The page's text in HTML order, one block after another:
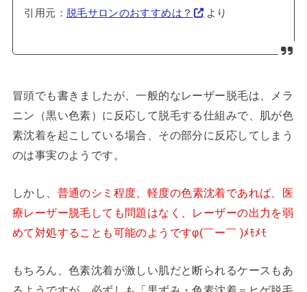
引用元： 脱毛サロンのおすすめは？ より
冒頭でも書きましたが、一般的なレーザー脱毛は、メラ
ニン（黒い色素）に反応して脱毛する仕組みで、肌が色
素沈着を起こしている場合、その部分に反応してしまう
のは事実のようです。
しかし、 普通のシミ程度、軽度の色素沈着であれば、医
療レーザー脱毛しても問題はなく、レーザーの出力を弱
めて対処することも可能のようですφ(￣ー￣ )ﾒﾓﾒﾓ
もちろん、色素沈着が激しい肌だと断られるケースもあ